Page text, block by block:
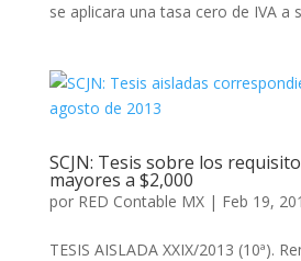
se aplicara una tasa cero de IVA a
SCJN: Tesis sobre los
mayores a $2,000
por RED Contable MX| Feb 19,
TESIS AISLADA XXIX/2013 (10ª).